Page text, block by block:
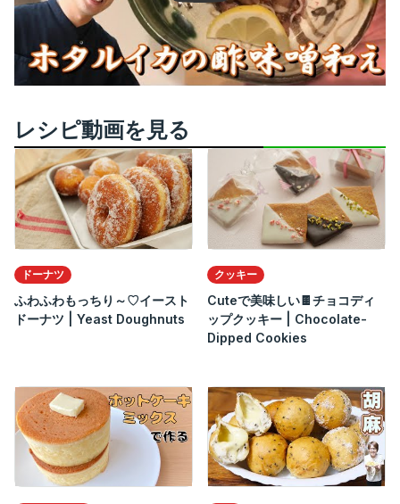
レシピ動画を見る
ドーナツ
ふわふわもっちり～♡イースト
ドーナツ | Yeast Doughnuts
クッキー
Cuteで美味しい🍫チョコディ
ップクッキー | Chocolate-
Dipped Cookies